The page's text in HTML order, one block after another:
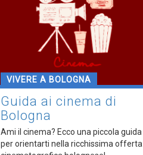
VIVERE A BOLOGNA
Guida ai cinema di
Bologna
Ami il cinema? Ecco una piccola guida
per orientarti nella ricchissima offerta